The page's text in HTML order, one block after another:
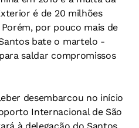
é de 20 milhões
por pouco mais de
bate o martelo -
saldar compromissos
desembarcou no início
Internacional de São